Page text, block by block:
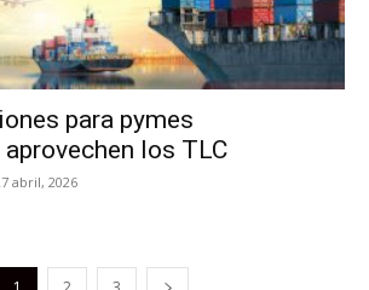
para pymes
los TLC
abril, 2026